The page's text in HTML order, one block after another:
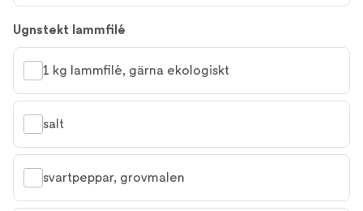
Ugnstekt lammfilé
1 kg lammfilé, gärna ekologiskt
salt
svartpeppar, grovmalen